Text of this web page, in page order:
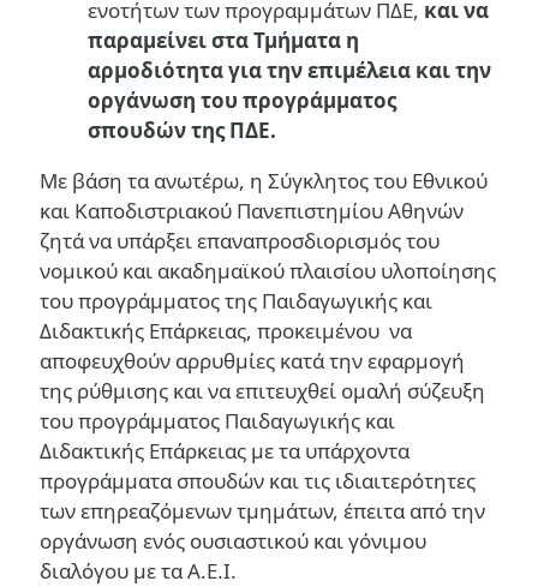
ενοτήτων των προγραμμάτων ΠΔΕ, και να
παραμείνει στα Τμήματα η
αρμοδιότητα για την επιμέλεια και την
οργάνωση του προγράμματος
σπουδών της ΠΔΕ.
Με βάση τα ανωτέρω, η Σύγκλητος του Εθνικού
και Καποδιστριακού Πανεπιστημίου Αθηνών
ζητά να υπάρξει επαναπροσδιορισμός του
νομικού και ακαδημαϊκού πλαισίου υλοποίησης
του προγράμματος της Παιδαγωγικής και
Διδακτικής Επάρκειας, προκειμένου να
αποφευχθούν αρρυθμίες κατά την εφαρμογή
της ρύθμισης και να επιτευχθεί ομαλή σύζευξη
του προγράμματος Παιδαγωγικής και
Διδακτικής Επάρκειας με τα υπάρχοντα
προγράμματα σπουδών και τις ιδιαιτερότητες
των επηρεαζόμενων τμημάτων, έπειτα από την
οργάνωση ενός ουσιαστικού και γόνιμου
διαλόγου με τα Α.Ε.Ι.